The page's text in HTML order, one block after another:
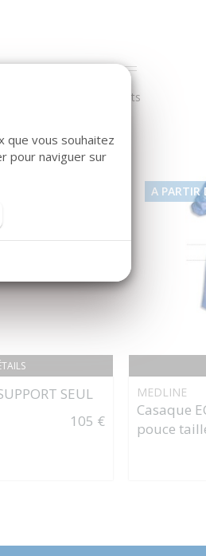
plébiscités par nos clients
SEUL
105 €
A PARTIR
MEDLINE
Casaque
pouce
que vous souhaitez
pour naviguer sur